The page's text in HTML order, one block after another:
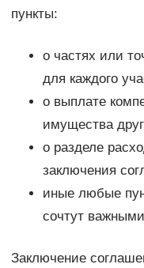
пункты:
о частях или
для каждого
о выплате
имущества
о разделе
заключения
иные любые
сочтут
Заключение